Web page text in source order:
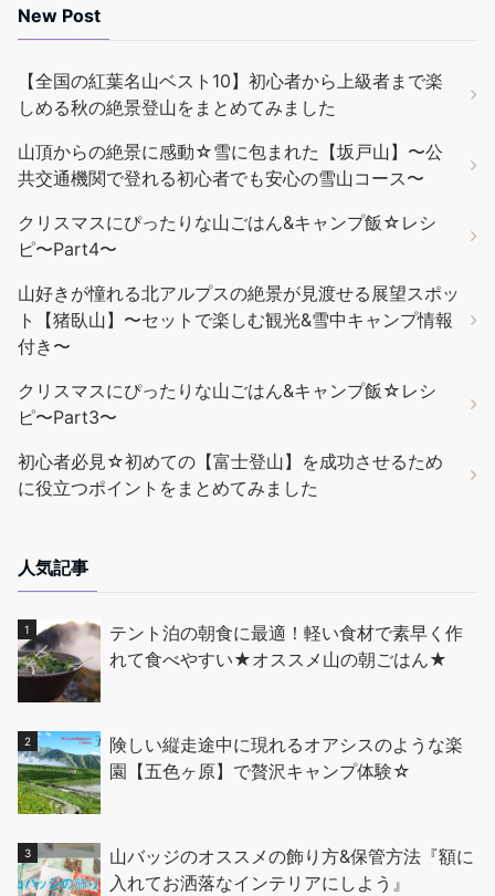
New Post
【全国の紅葉名山ベスト10】初心者から上級者まで楽
しめる秋の絶景登山をまとめてみました
山頂からの絶景に感動☆雪に包まれた【坂戸山】〜公
共交通機関で登れる初心者でも安心の雪山コース〜
クリスマスにぴったりな山ごはん&キャンプ飯☆レシ
ピ〜Part4〜
山好きが憧れる北アルプスの絶景が見渡せる展望スポッ
ト【猪臥山】〜セットで楽しむ観光&雪中キャンプ情報
付き〜
クリスマスにぴったりな山ごはん&キャンプ飯☆レシ
ピ〜Part3〜
初心者必見☆初めての【富士登山】を成功させるため
に役立つポイントをまとめてみました
人気記事
テント泊の朝食に最適！軽い食材で素早く作
れて食べやすい★オススメ山の朝ごはん★
険しい縦走途中に現れるオアシスのような楽
園【五色ヶ原】で贅沢キャンプ体験☆
山バッジのオススメの飾り方&保管方法『額に
入れてお洒落なインテリアにしよう』